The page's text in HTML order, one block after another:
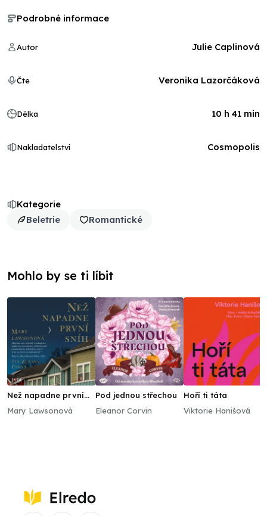
Kategorie
Beletrie
Romantické
Podrobné informace
Autor Julie Caplinová
Čte Veronika Lazorčáková
Délka 10 h 41 min
Nakladatelství Cosmopolis
Mohlo by se ti líbit
Než napadne první
Mary Lawsonová
Pod jednou střechou
Eleanor Corvin
Hoří ti táta
Viktorie Hanišová